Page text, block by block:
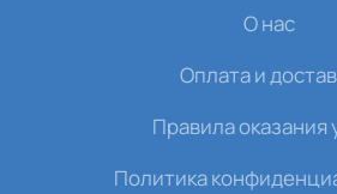
О нас
Оплата и
Правила оказания
Политика